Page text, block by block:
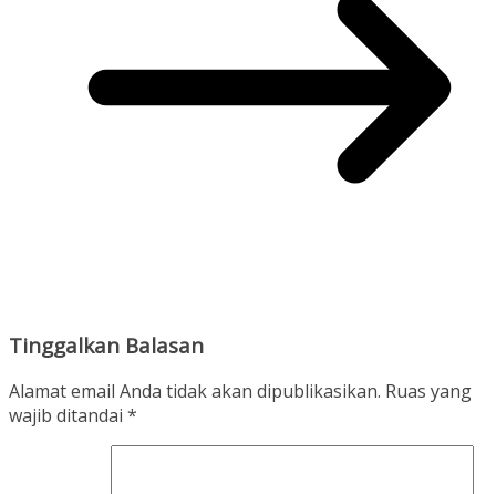
Tinggalkan Balasan
Alamat email Anda tidak akan dipublikasikan. Ruas yang
wajib ditandai *